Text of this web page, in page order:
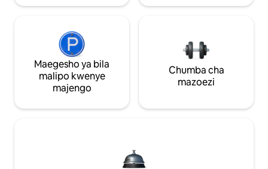
Maegesho ya bila
malipo kwenye
majengo
Chumba cha
mazoezi